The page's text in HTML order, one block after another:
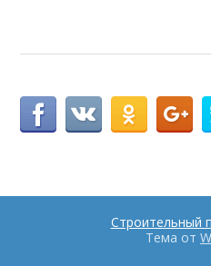
Строительный
Тема от